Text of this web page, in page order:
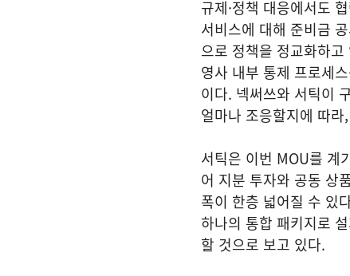
규제·정책 대응에서도
서비스에 대해 준비금
으로 정책을 정교화하
영사 내부 통제 프로세
이다. 넥써쓰와 서틱이
얼마나 조응할지에 따
서틱은 이번 MOU를 계
어 지분 투자와 공동 상
폭이 한층 넓어질 수 있
하나의 통합 패키지로
할 것으로 보고 있다.